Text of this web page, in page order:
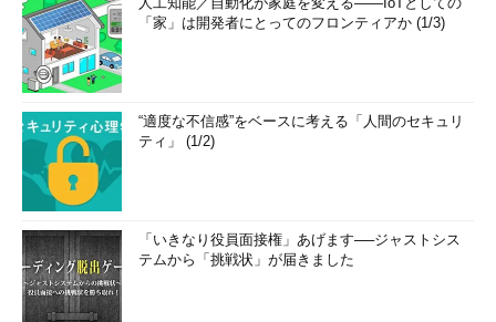
「家」は開発者にとってのフロンティアか (1/3)
“適度な不信感”をベースに考える「人間のセキュリ
ティ」 (1/2)
「いきなり役員面接権」あげます──ジャストシス
テムから「挑戦状」が届きました